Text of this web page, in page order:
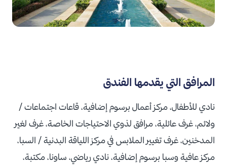
المرافق التي يقدمها الفندق
نادي للأطفال،مركز أعمال برسوم إضافية،قاعات اجتماعات /
ولائم،غرف عائلية،مرافق لذوي الاحتياجات الخاصة،غرف لغير
المدخنين،غرف تغيير الملابس في مركز اللياقة البدنية / السبا،
مركز عافية وسبا برسوم إضافية،نادي رياضي، ساونا،مكتبة،